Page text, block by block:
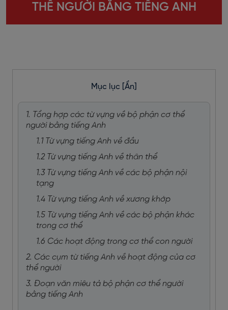
THỂ NGƯỜI BẰNG TIẾNG ANH
Mục lục [Ẩn]
1. Tổng hợp các từ vựng về bộ phận cơ thể
người bằng tiếng Anh
1.1 Từ vựng tiếng Anh về đầu
1.2 Từ vựng tiếng Anh về thân thể
1.3 Từ vựng tiếng Anh về các bộ phận nội
tạng
1.4 Từ vựng tiếng Anh về xương khớp
1.5 Từ vựng tiếng Anh về các bộ phận khác
trong cơ thể
1.6 Các hoạt động trong cơ thể con người
2. Các cụm từ tiếng Anh về hoạt động của cơ
thể người
3. Đoạn văn miêu tả bộ phận cơ thể người
bằng tiếng Anh